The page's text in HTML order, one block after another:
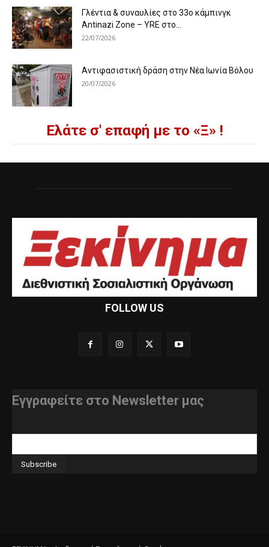
Γλέντια & συναυλίες στο 33ο κάμπινγκ
Antinazi Zone – YRE στο...
22/07/2026
Αντιφασιστική δράση στην Νέα Ιωνία Βόλου
20/07/2026
Ελάτε σ' επαφή με το «Ξ» !
FOLLOW US
Εγγραφείτε στο Newsletter μας